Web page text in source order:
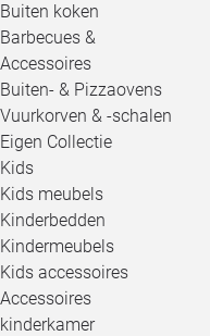
Buiten koken
Barbecues &
Accessoires
Buiten- & Pizzaovens
Vuurkorven & -schalen
Eigen Collectie
Kids
Kids meubels
Kinderbedden
Kindermeubels
Kids accessoires
Accessoires
kinderkamer